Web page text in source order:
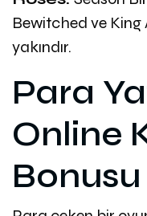
Bewitched ve
yakındır.
Para
Online